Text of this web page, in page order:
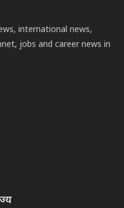
international news,
jobs and career news in